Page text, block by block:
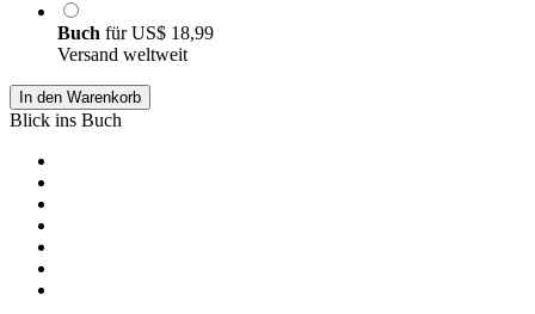
Buch fürUS$ 18,99
Versand weltweit
In den Warenkorb
Blick ins Buch